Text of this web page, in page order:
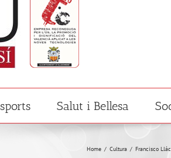
Salut i Bellesa
Home / Cultura / Francisco